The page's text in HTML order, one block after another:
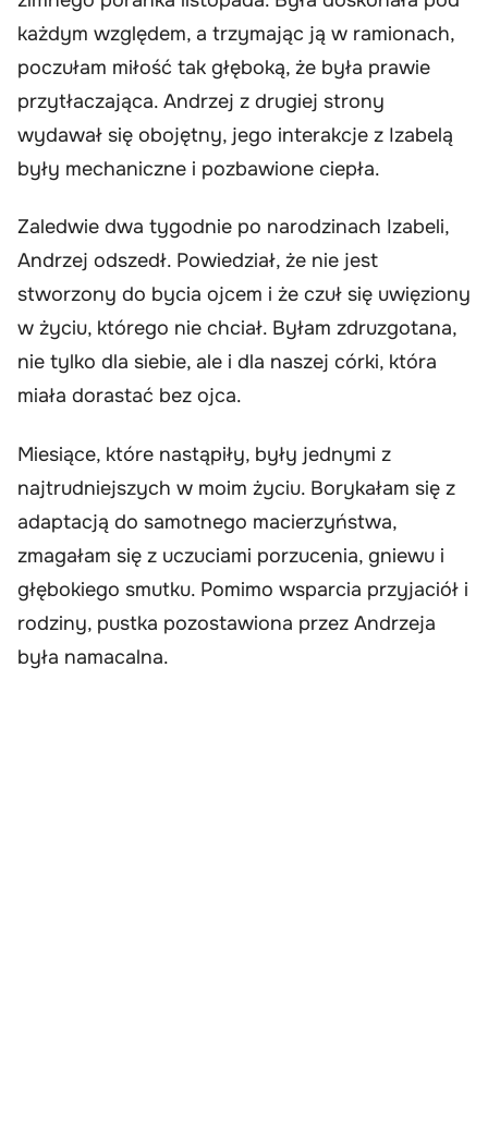
każdym względem, a trzymając ją w ramionach,
poczułam miłość tak głęboką, że była prawie
przytłaczająca. Andrzej z drugiej strony
wydawał się obojętny, jego interakcje z Izabelą
były mechaniczne i pozbawione ciepła.
Zaledwie dwa tygodnie po narodzinach Izabeli,
Andrzej odszedł. Powiedział, że nie jest
stworzony do bycia ojcem i że czuł się uwięziony
w życiu, którego nie chciał. Byłam zdruzgotana,
nie tylko dla siebie, ale i dla naszej córki, która
miała dorastać bez ojca.
Miesiące, które nastąpiły, były jednymi z
najtrudniejszych w moim życiu. Borykałam się z
adaptacją do samotnego macierzyństwa,
zmagałam się z uczuciami porzucenia, gniewu i
głębokiego smutku. Pomimo wsparcia przyjaciół i
rodziny, pustka pozostawiona przez Andrzeja
była namacalna.